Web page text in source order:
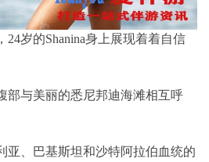
岁的Shanina身上展现着着自信
部与美丽的悉尼邦迪海滩相互呼
亚、巴基斯坦和沙特阿拉伯血统的